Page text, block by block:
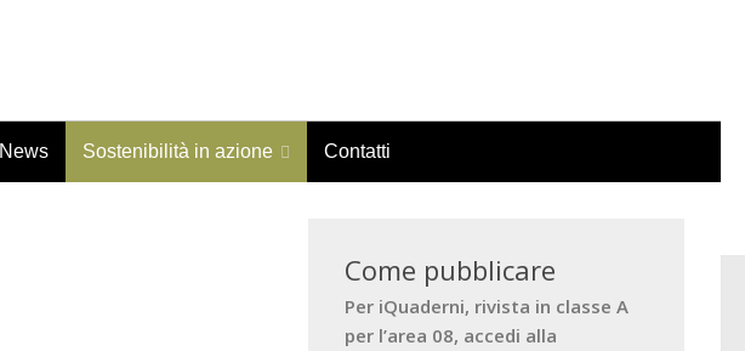
News Sostenibilità in azione Contatti
Come pubblicare
Per iQuaderni, rivista in classe A
per l’area 08, accedi alla